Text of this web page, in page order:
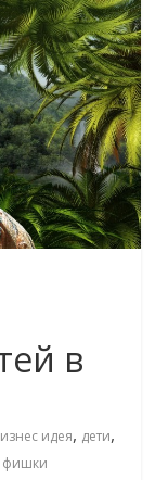
в
идея, дети,
фишки